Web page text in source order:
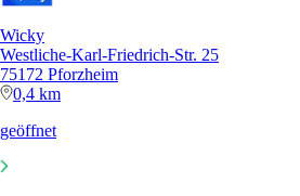
Wicky
Westliche-Karl-Friedrich-Str. 25
75172 Pforzheim
0,4 km
geöffnet